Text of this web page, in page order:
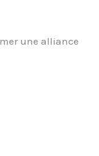
une alliance